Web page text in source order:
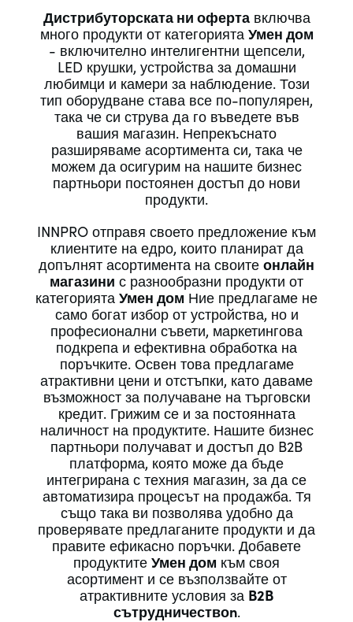
Дистрибуторската ни офертавключва
много продукти от категорията Умен дом
- включително интелигентни щепсели,
LED крушки, устройства за домашни
любимци и камери за наблюдение. Този
тип оборудване става все по-популярен,
така че си струва да го въведете във
вашия магазин. Непрекъснато
разширяваме асортимента си, така че
можем да осигурим на нашите бизнес
партньори постоянен достъп до нови
продукти.
INNPRO отправя своето предложение към
клиентите на едро, които планират да
допълнят асортимента на своите онлайн
магазини с разнообразни продукти от
категорията Умен дом Ние предлагаме не
само богат избор от устройства, но и
професионални съвети, маркетингова
подкрепа и ефективна обработка на
поръчките. Освен това предлагаме
атрактивни цени и отстъпки, като даваме
възможност за получаване на търговски
кредит. Грижим се и за постоянната
наличност на продуктите. Нашите бизнес
партньори получават и достъп до B2B
платформа, която може да бъде
интегрирана с техния магазин, за да се
автоматизира процесът на продажба. Тя
също така ви позволява удобно да
проверявате предлаганите продукти и да
правите ефикасно поръчки. Добавете
продуктите Умен дом към своя
асортимент и се възползвайте от
атрактивните условия за B2B
сътрудничествоn.